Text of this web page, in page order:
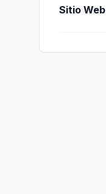
Sitio Web